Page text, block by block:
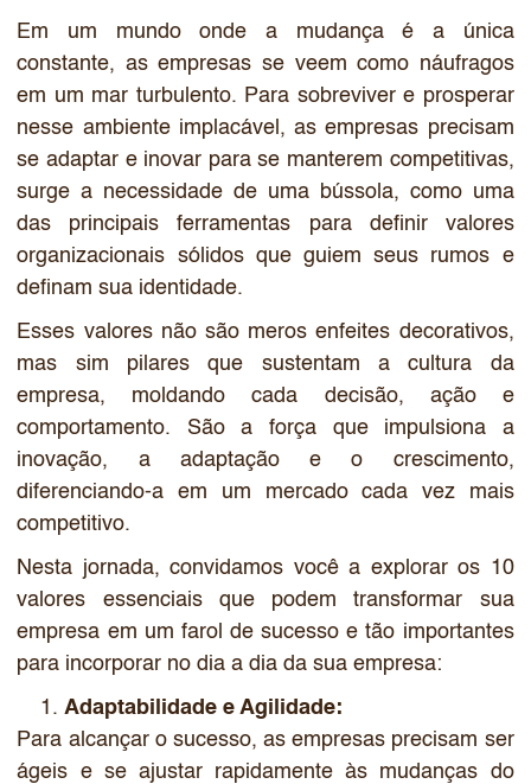
Em um mundo onde a mudança é a única
constante, as empresas se veem como náufragos
em um mar turbulento. Para sobreviver e prosperar
nesse ambiente implacável, as empresas precisam
se adaptar e inovar para se manterem competitivas,
surge a necessidade de uma bússola, como uma
das principais ferramentas para definir valores
organizacionais sólidos que guiem seus rumos e
definam sua identidade.
Esses valores não são meros enfeites decorativos,
mas sim pilares que sustentam a cultura da
empresa, moldando cada decisão, ação e
comportamento. São a força que impulsiona a
inovação, a adaptação e o crescimento,
diferenciando-a em um mercado cada vez mais
competitivo.
Nesta jornada, convidamos você a explorar os 10
valores essenciais que podem transformar sua
empresa em um farol de sucesso e tão importantes
para incorporar no dia a dia da sua empresa:
Adaptabilidade e Agilidade:
Para alcançar o sucesso, as empresas precisam ser
ágeis e se ajustar rapidamente às mudanças do